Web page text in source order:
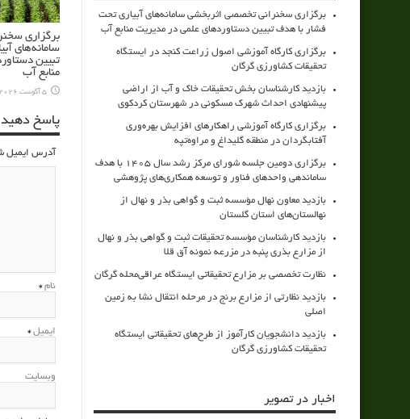
برگزاری
سامانه‌های
تبیین
منابع آب
5 آگوست 2026
پاسخ دهید
آدرس ایمیل
نام *
ایمیل *
وبسایت
برگزاری سخنرانی تخصصی اثربخشی سامانه‌های آبیاری تحت
فشار با هدف تبیین دستاوردهای علمی در مدیریت منابع آب
برگزاری کارگاه آموزشی اصول زراعت کنجد در ایستگاه
تحقیقات کشاورزی گرگان
بازدید کارشناسان بخش تحقیقات خاک و آب از اراضی
پیشنهادی احداث شهرک مسکونی در شهرستان کردکوی
برگزاری کارگاه آموزشی راهکارهای افزایش بهره‌وری
آفتابگردان در منطقه گلیداغ و مراوه‌تپه
برگزاری دومین جلسه شورای مرکز رشد سال ۱۴۰۵ با هدف
ساماندهی واحدهای فناور و توسعه همکاری‌های پژوهشی
بازدید معاون نهال مؤسسه ثبت و گواهی بذر و نهال از
نهالستان‌های استان گلستان
بازدید کارشناسان مؤسسه تحقیقات ثبت و گواهی بذر و نهال
از مزارع بذری پنبه در مزرعه نمونه آق قلا
نظارت تخصصی بر مزارع تحقیقاتی ایستگاه عراقی‌محله گرگان
بازدید نظارتی از مزارع برنج در مرحله انتقال نشا به زمین
اصلی
بازدید دانشجویان کارآموز از طرح‌های تحقیقاتی ایستگاه
تحقیقات کشاورزی گرگان
اخبار در تصویر